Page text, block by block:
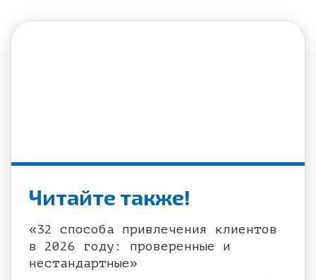
Читайте также!
«32 способа привлечения клиентов
в 2026 году: проверенные и
нестандартные»